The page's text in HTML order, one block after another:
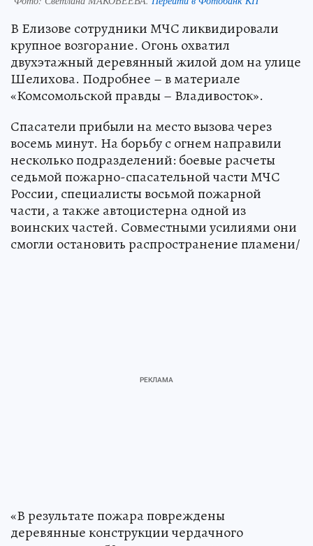
В Елизове сотрудники МЧС ликвидировали
крупное возгорание. Огонь охватил
двухэтажный деревянный жилой дом на улице
Шелихова. Подробнее – в материале
«Комсомольской правды – Владивосток».
Спасатели прибыли на место вызова через
восемь минут. На борьбу с огнем направили
несколько подразделений: боевые расчеты
седьмой пожарно-спасательной части МЧС
России, специалисты восьмой пожарной
части, а также автоцистерна одной из
воинских частей. Совместными усилиями они
смогли остановить распространение пламени/
«В результате пожара повреждены
деревянные конструкции чердачного